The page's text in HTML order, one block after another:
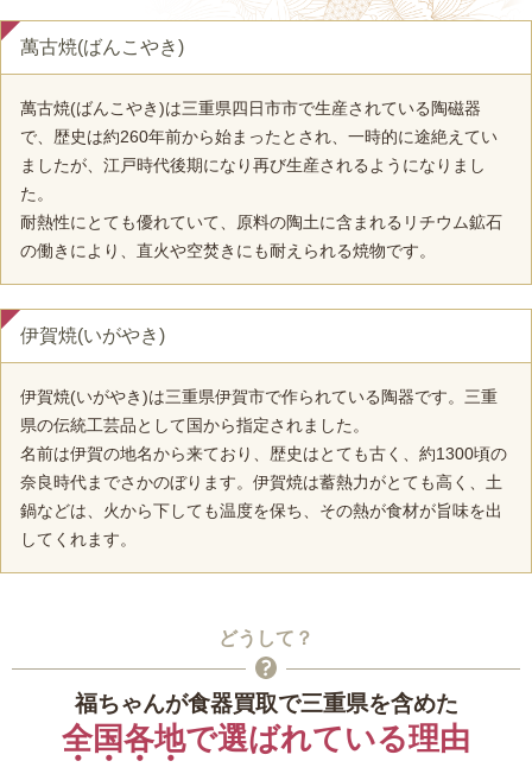
萬古焼(ばんこやき)
萬古焼(ばんこやき)は三重県四日市市で生産されている陶磁器
で、歴史は約260年前から始まったとされ、一時的に途絶えてい
ましたが、江戸時代後期になり再び生産されるようになりまし
た。
耐熱性にとても優れていて、原料の陶土に含まれるリチウム鉱石
の働きにより、直火や空焚きにも耐えられる焼物です。
伊賀焼(いがやき)
伊賀焼(いがやき)は三重県伊賀市で作られている陶器です。三重
県の伝統工芸品として国から指定されました。
名前は伊賀の地名から来ており、歴史はとても古く、約1300頃の
奈良時代までさかのぼります。伊賀焼は蓄熱力がとても高く、土
鍋などは、火から下しても温度を保ち、その熱が食材が旨味を出
してくれます。
どうして？
福ちゃんが食器買取で三重県を含めた
全国各地で選ばれている理由